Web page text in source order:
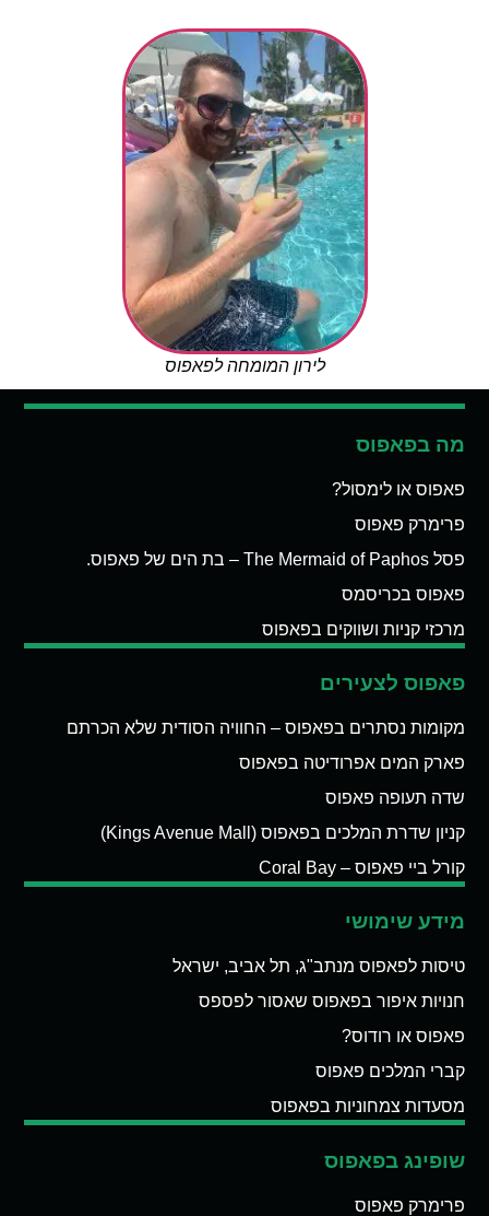
לירון המומחה לפאפוס
מה בפאפוס
פאפוס או לימסול?
פרימרק פאפוס
פסל The Mermaid of Paphos – בת הים של פאפוס.
פאפוס בכריסמס
מרכזי קניות ושווקים בפאפוס
פאפוס לצעירים
מקומות נסתרים בפאפוס – החוויה הסודית שלא הכרתם
פארק המים אפרודיטה בפאפוס
שדה תעופה פאפוס
קניון שדרת המלכים בפאפוס (Kings Avenue Mall)
קורל ביי פאפוס – Coral Bay
מידע שימושי
טיסות לפאפוס מנתב"ג, תל אביב, ישראל
חנויות איפור בפאפוס שאסור לפספס
פאפוס או רודוס?
קברי המלכים פאפוס
מסעדות צמחוניות בפאפוס
שופינג בפאפוס
פרימרק פאפוס